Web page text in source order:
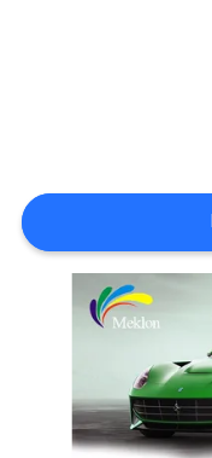
DE
SOUMISSION